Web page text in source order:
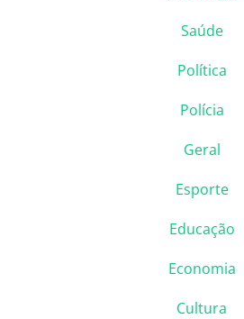
Saúde
Política
Polícia
Geral
Esporte
Educação
Economia
Cultura